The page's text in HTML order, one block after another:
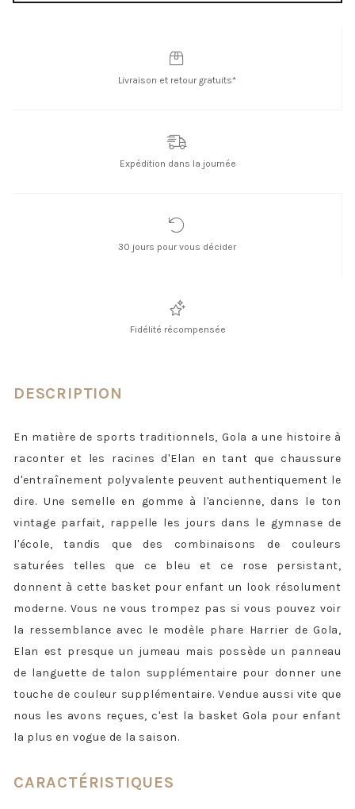
Livraison et retour gratuits*
Expédition dans la journée
30 jours pour vous décider
Fidélité récompensée
DESCRIPTION
En matière de sports traditionnels, Gola a une histoire à
raconter et les racines d'Elan en tant que chaussure
d'entraînement polyvalente peuvent authentiquement le
dire. Une semelle en gomme à l'ancienne, dans le ton
vintage parfait, rappelle les jours dans le gymnase de
l'école, tandis que des combinaisons de couleurs
saturées telles que ce bleu et ce rose persistant,
donnent à cette basket pour enfant un look résolument
moderne. Vous ne vous trompez pas si vous pouvez voir
la ressemblance avec le modèle phare Harrier de Gola,
Elan est presque un jumeau mais possède un panneau
de languette de talon supplémentaire pour donner une
touche de couleur supplémentaire. Vendue aussi vite que
nous les avons reçues, c'est la basket Gola pour enfant
la plus en vogue de la saison.
CARACTÉRISTIQUES